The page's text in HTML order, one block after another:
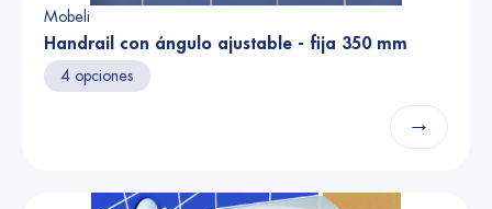
Mobeli
Handrail con ángulo ajustable - fija 350 mm
4 opciones
→